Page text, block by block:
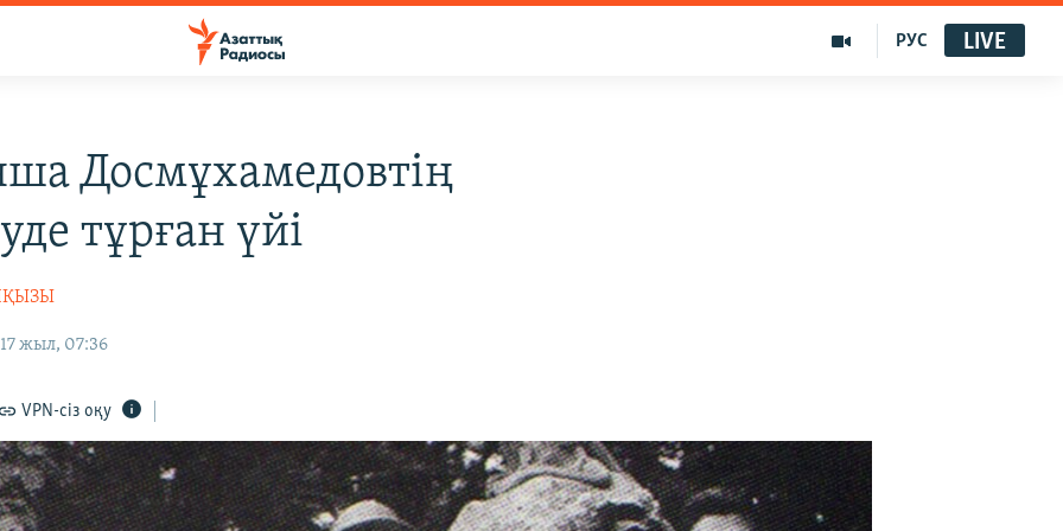
РУС LIVE
Досмұхамедовтің
тұрған үйі
жыл, 07:36
VPN-сіз оқу